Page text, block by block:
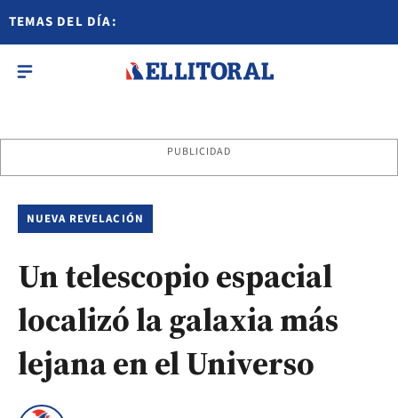
TEMAS DEL DÍA:
PUBLICIDAD
NUEVA REVELACIÓN
Un telescopio espacial
localizó la galaxia más
lejana en el Universo